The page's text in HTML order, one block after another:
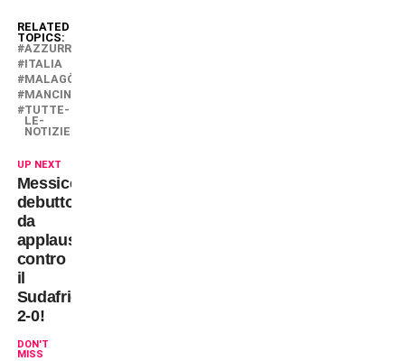
RELATED
TOPICS:
AZZURRI
ITALIA
MALAGÒ
MANCINI
TUTTE-
LE-
NOTIZIE
UP NEXT
Messico,
debutto
da
applausi
contro
il
Sudafrica:
2-0!
DON'T
MISS